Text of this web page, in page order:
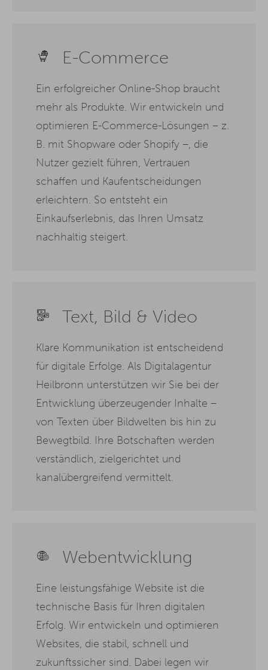
E-Commerce
Ein erfolgreicher Online-Shop braucht
mehr als Produkte. Wir entwickeln und
optimieren E-Commerce-Lösungen – z.
B. mit Shopware oder Shopify –, die
Nutzer gezielt führen, Vertrauen
schaffen und Kaufentscheidungen
erleichtern. So entsteht ein
Einkaufserlebnis, das Ihren Umsatz
nachhaltig steigert.
Text, Bild & Video
Klare Kommunikation ist entscheidend
für digitale Erfolge. Als Digitalagentur
Heilbronn unterstützen wir Sie bei der
Entwicklung überzeugender Inhalte –
von Texten über Bildwelten bis hin zu
Bewegtbild. Ihre Botschaften werden
verständlich, zielgerichtet und
kanalübergreifend vermittelt.
Webentwicklung
Eine leistungsfähige Website ist die
technische Basis für Ihren digitalen
Erfolg. Wir entwickeln und optimieren
Websites, die stabil, schnell und
zukunftssicher sind. Dabei legen wir